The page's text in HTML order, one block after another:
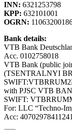
INN: 6321253798
KPP: 632101001
OGRN:
Bank details:
VTB Bank
Acc. 0102758018
VTB Bank (public
(TSENTRALNYI
with PJSC VTB
SWIFT:
For: LLC “Techno-
Acc: